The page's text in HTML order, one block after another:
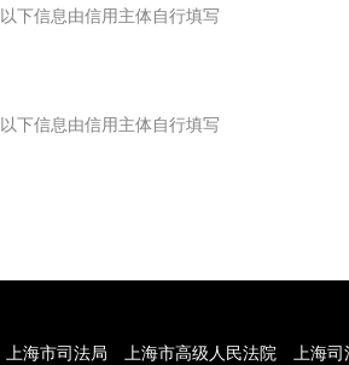
以下信息由信用主体自行填写
以下信息由信用主体自行填写
上海市司法局 上海市高级人民法院
上海